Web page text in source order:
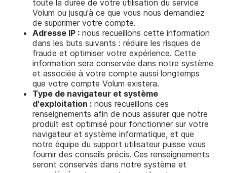
toute la durée de votre utilisation du service
Volum ou jusqu'à ce que vous nous demandiez
de supprimer votre compte.
Adresse IP : nous recueillons cette information
dans les buts suivants : réduire les risques de
fraude et optimiser votre expérience. Cette
information sera conservée dans notre système
et associée à votre compte aussi longtemps
que votre compte Volum existera.
Type de navigateur et système
d'exploitation : nous recueillons ces
renseignements afin de nous assurer que notre
produit est optimisé pour fonctionner sur votre
navigateur et système informatique, et que
notre équipe du support utilisateur puisse vous
fournir des conseils précis. Ces renseignements
seront conservés dans notre système et